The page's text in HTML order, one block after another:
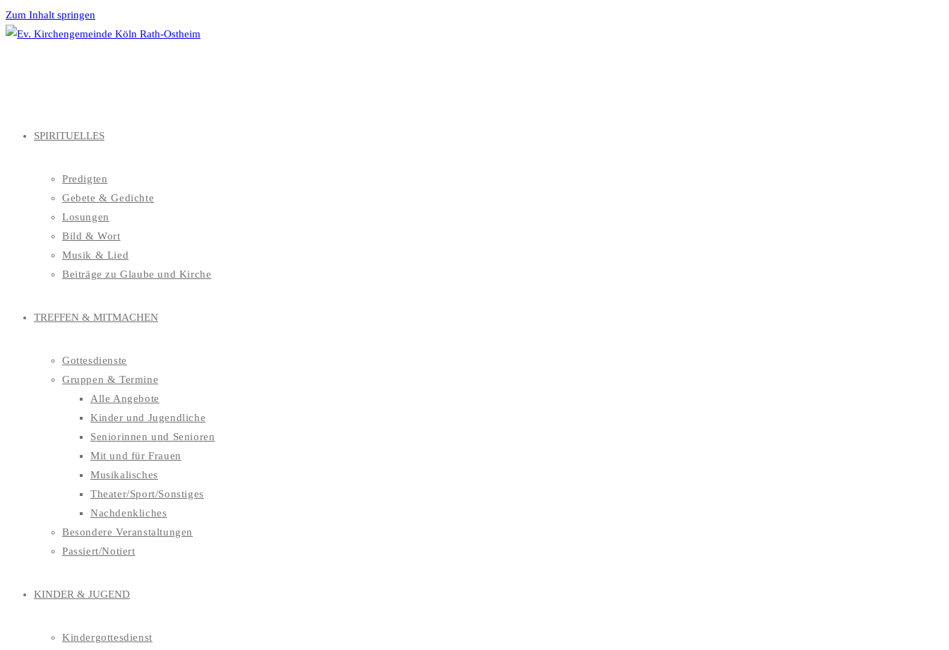
Zum Inhalt springen
SPIRITUELLES
Predigten
Gebete & Gedichte
Losungen
Bild & Wort
Musik & Lied
Beiträge zu Glaube und Kirche
TREFFEN & MITMACHEN
Gottesdienste
Gruppen & Termine
Alle Angebote
Kinder und Jugendliche
Seniorinnen und Senioren
Mit und für Frauen
Musikalisches
Theater/Sport/Sonstiges
Nachdenkliches
Besondere Veranstaltungen
Passiert/Notiert
KINDER & JUGEND
Kindergottesdienst